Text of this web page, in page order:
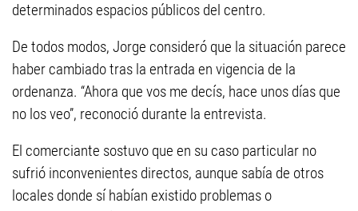
determinados espacios públicos del centro.
De todos modos, Jorge consideró que la situación parece
haber cambiado tras la entrada en vigencia de la
ordenanza. “Ahora que vos me decís, hace unos días que
no los veo”, reconoció durante la entrevista.
El comerciante sostuvo que en su caso particular no
sufrió inconvenientes directos, aunque sabía de otros
locales donde sí habían existido problemas o